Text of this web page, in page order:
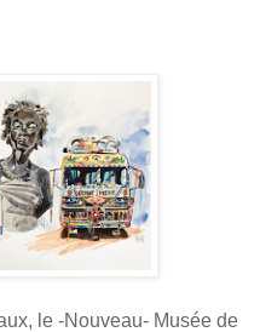
le -Nouveau- Musée de